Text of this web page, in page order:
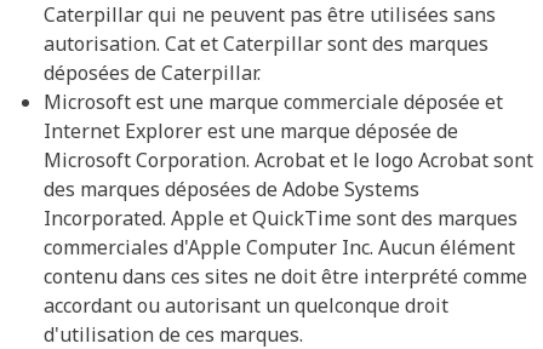
Caterpillar qui ne peuvent pas être utilisées sans
autorisation. Cat et Caterpillar sont des marques
déposées de Caterpillar.
Microsoft est une marque commerciale déposée et
Internet Explorer est une marque déposée de
Microsoft Corporation. Acrobat et le logo Acrobat sont
des marques déposées de Adobe Systems
Incorporated. Apple et QuickTime sont des marques
commerciales d'Apple Computer Inc. Aucun élément
contenu dans ces sites ne doit être interprété comme
accordant ou autorisant un quelconque droit
d'utilisation de ces marques.